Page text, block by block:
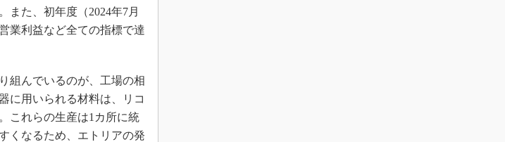
また、初年度（2024年7月
業利益など全ての指標で達
組んでいるのが、工場の相
に用いられる材料は、リコ
これらの生産は1カ所に統
くなるため、エトリアの発